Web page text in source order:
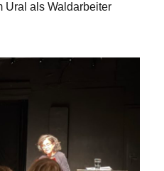
Ural als Waldarbeiter